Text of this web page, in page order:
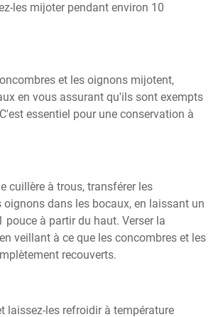
les mijoter pendant environ 10
et les oignons mijotent,
en vous assurant qu'ils sont exempts
essentiel pour une conservation à
cuillère à trous, transférer les
oignons dans les bocaux, en laissant un
pouce à partir du haut. Verser la
veillant à ce que les concombres et les
recouverts.
laissez-les refroidir à température